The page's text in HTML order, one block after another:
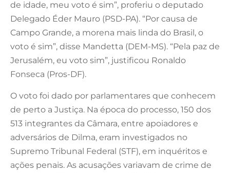
de idade, meu voto é sim”, proferiu o deputado
Delegado Éder Mauro (PSD-PA). “Por causa de
Campo Grande, a morena mais linda do Brasil, o
voto é sim”, disse Mandetta (DEM-MS). “Pela paz de
Jerusalém, eu voto sim”, justificou Ronaldo
Fonseca (Pros-DF).
O voto foi dado por parlamentares que conhecem
de perto a Justiça. Na época do processo, 150 dos
513 integrantes da Câmara, entre apoiadores e
adversários de Dilma, eram investigados no
Supremo Tribunal Federal (STF), em inquéritos e
ações penais. As acusações variavam de crime de